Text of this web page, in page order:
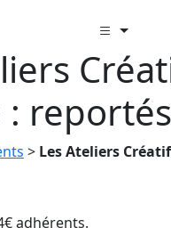
: reportés
> Les Ateliers
adhérents.